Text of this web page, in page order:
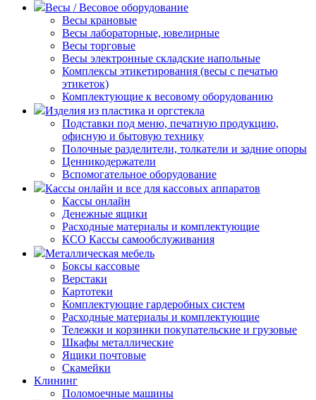
Весы / Весовое оборудование
Весы крановые
Весы лабораторные, ювелирные
Весы торговые
Весы электронные складские напольные
Комплексы этикетирования (весы с печатью
этикеток)
Комплектующие к весовому оборудованию
Изделия из пластика и оргстекла
Подставки под меню, печатную продукцию,
офисную и бытовую технику
Полочные разделители, толкатели и задние опоры
Ценникодержатели
Вспомогательное оборудование
Кассы онлайн и все для кассовых аппаратов
Кассы онлайн
Денежные ящики
Расходные материалы и комплектующие
КСО Кассы самообслуживания
Металлическая мебель
Боксы кассовые
Верстаки
Картотеки
Комплектующие гардеробных систем
Расходные материалы и комплектующие
Тележки и корзинки покупательские и грузовые
Шкафы металлические
Ящики почтовые
Скамейки
Клининг
Поломоечные машины